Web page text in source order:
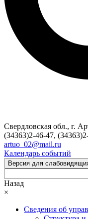
Свердловская обл., г.
(34363)2-46-47,
artuo_02@mail.ru
Календарь событий
Версия для
Назад
×
Сведения об